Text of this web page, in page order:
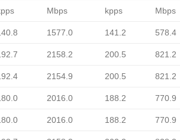
Mbps kpps Mbps
1577.0 141.2 578.4
2158.2 200.5 821.2
2154.9 200.5 821.2
2016.0 188.2 770.9
2016.0 188.2 770.9